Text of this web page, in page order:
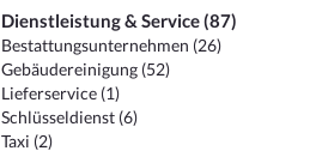
Dienstleistung & Service (87)
Bestattungsunternehmen (26)
Gebäudereinigung (52)
Lieferservice (1)
Schlüsseldienst (6)
Taxi (2)